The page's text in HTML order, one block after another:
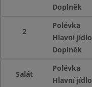
Doplněk
2
Polévka
Hlavní jídlo
Doplněk
Salát
Polévka
Hlavní jídlo